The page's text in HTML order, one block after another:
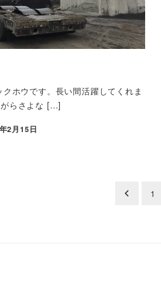
ホウです。長い間活躍してくれま
がらさよな […]
2月15日
1